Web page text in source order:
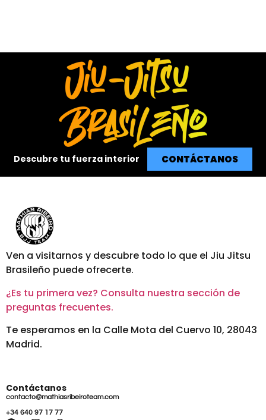
Descubre tu fuerza interior CONTÁCTANOS
Ven a visitarnos y descubre todo lo que el Jiu Jitsu
Brasileño puede ofrecerte.
¿Es tu primera vez? Consulta nuestra sección de
preguntas frecuentes.
Te esperamos en la Calle Mota del Cuervo 10, 28043
Madrid.
Contáctanos
contacto@mathiasribeiroteam.com
+34 640 97 17 77